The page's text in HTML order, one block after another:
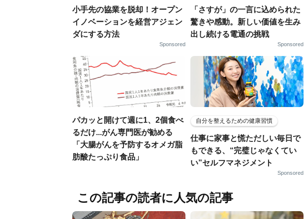
小手先の協業を脱却！オープン
イノベーションを経営アジェン
ダにする方法
Sponsored
「さすが」の一言に込められた
驚きや感動。新しい価値を生み
出し続ける電通の挑戦
Sponsored
パカッと開けて週に1、2個食べ
るだけ...がん専門医が勧める
「大腸がんを予防するオメガ脂
肪酸たっぷり食品」
自分を整えるための健康習慣
仕事に家事と慌ただしい毎日で
もできる、“完璧じゃなくてい
い”セルフマネジメント
Sponsored
この記事の読者に人気の記事